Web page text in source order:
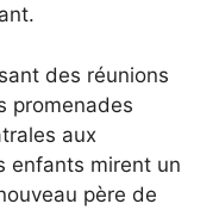
des réunions
promenades
aux
enfants mirent un
père de